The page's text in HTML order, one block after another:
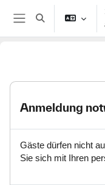
Zum Hauptinhalt
Website-Übersicht
Sucheingabe
Anmeldung
Gäste dürfen nicht
Sie sich mit Ihren